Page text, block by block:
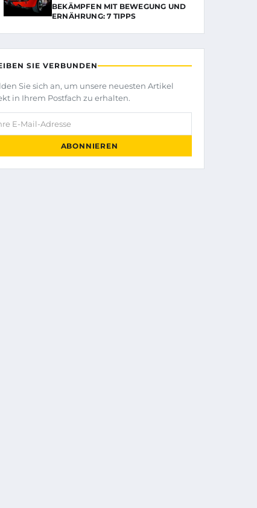
BEKÄMPFEN MIT BEWEGUNG UND
ERNÄHRUNG: 7 TIPPS
SIE VERBUNDEN
Sie sich an, um unsere neuesten Artikel
in Ihrem Postfach zu erhalten.
E-Mail-Adresse
ABONNIEREN